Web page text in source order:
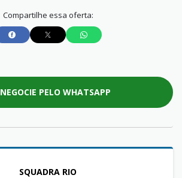
Compartilhe essa oferta:
NEGOCIE PELO WHATSAPP
SQUADRA RIO